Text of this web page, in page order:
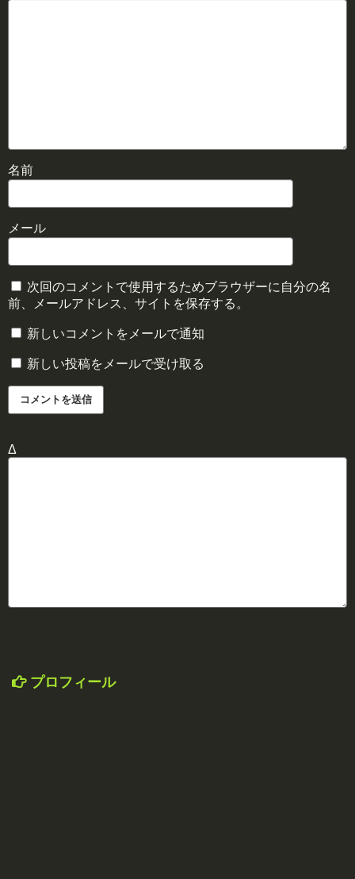
名前
メール
次回のコメントで使用するためブラウザーに自分の名
前、メールアドレス、サイトを保存する。
新しいコメントをメールで通知
新しい投稿をメールで受け取る
Δ
プロフィール